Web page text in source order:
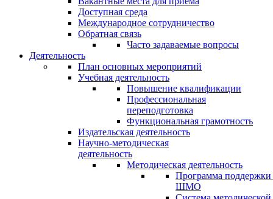
Доступная среда
Международное сотрудничество
Обратная связь
Часто задаваемые вопросы
Деятельность
План основных мероприятий
Учебная деятельность
Повышение квалификации
Профессиональная
переподготовка
Функциональная грамотность
Издательская деятельность
Научно-методическая
деятельность
Методическая деятельность
Программа
ШМО